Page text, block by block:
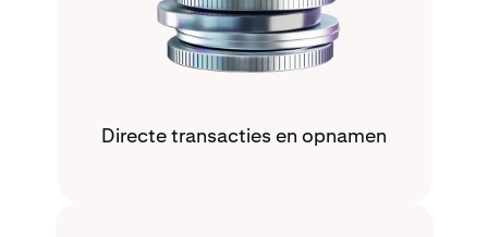
Directe transacties en opnamen